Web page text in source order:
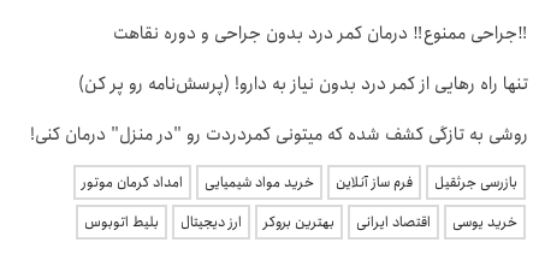
‼️جراحی ممنوع‼️ درمان کمر درد بدون جراحی و دوره نقاهت
تنها راه رهایی از کمر درد بدون نیاز به دارو! (پرسش‌نامه رو پر کن)
روشی به تازگی کشف شده که میتونی کمردردت رو "در منزل" درمان کنی!
بازرسی جرثقیل فرم ساز آنلاین خرید مواد شیمیایی
امداد کرمان موتور
خرید یوسی
اقتصاد ایرانی بهترین بروکر ارز دیجیتال بلیط اتوبوس